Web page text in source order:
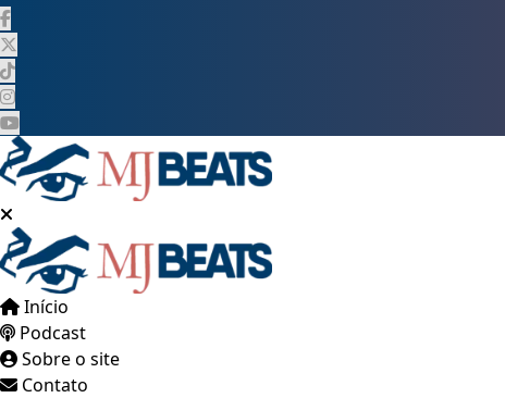
Pular
para
o
conteúdo
Início
Podcast
Sobre o site
Contato